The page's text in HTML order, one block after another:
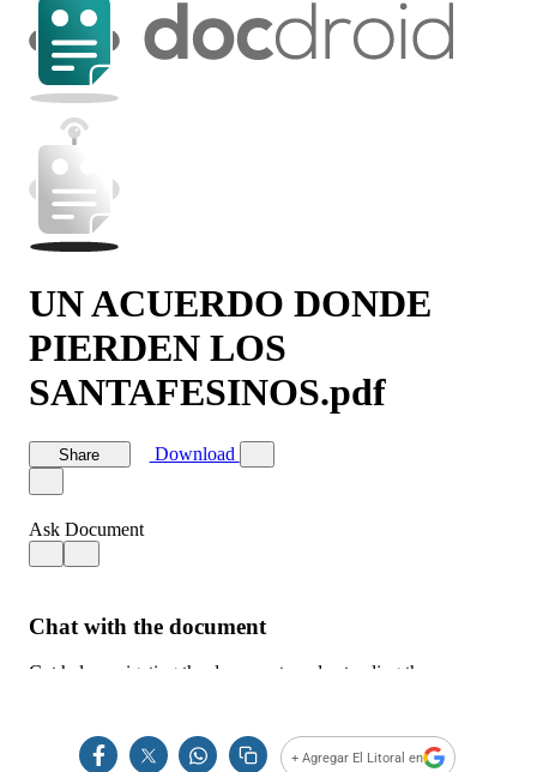
+ Agregar El Litoral en